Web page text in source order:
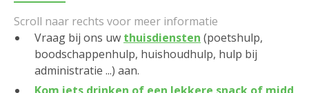
Vraag bij ons uw thuisdiensten (poetshulp,
boodschappenhulp, huishoudhulp, hulp bij
administratie ...) aan.